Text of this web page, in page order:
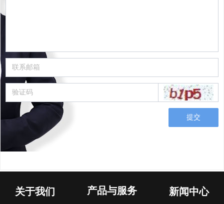
提交
关于我们 产品与服务 新闻中心